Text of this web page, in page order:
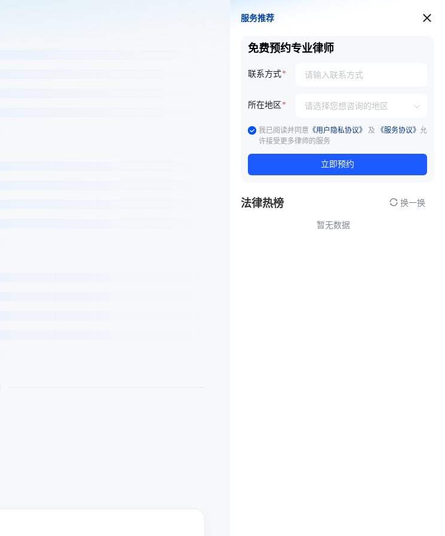
服务推荐
服务推荐
免费预约专业律师
联系方式
所在地区
我已阅读并同意 《用户隐私协议》 及 《服务协议》 允
许接受更多律师的服务
立即预约
法律热榜 换一换
暂无数据